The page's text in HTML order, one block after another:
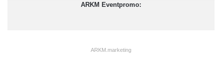
firmeneigenen Recyclinganlage
ARKM Eventpromo:
ARKM.marketing